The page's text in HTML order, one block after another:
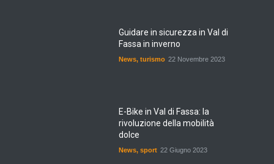
Guidare in sicurezza in Val di
Fassa in inverno
News, turismo 22 Novembre 2023
E-Bike in Val di Fassa: la
rivoluzione della mobilità
dolce
News, sport 22 Giugno 2023